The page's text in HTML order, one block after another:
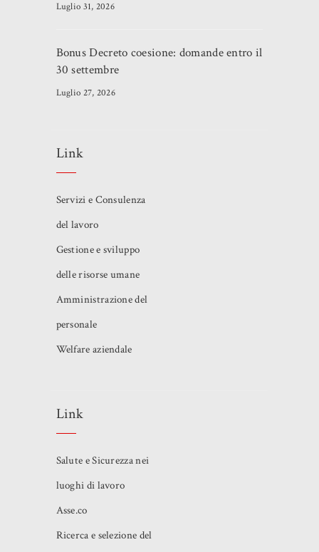
Luglio 31, 2026
Bonus Decreto coesione: domande entro il
30 settembre
Luglio 27, 2026
Link
Servizi e Consulenza
del lavoro
Gestione e sviluppo
delle risorse umane
Amministrazione del
personale
Welfare aziendale
Link
Salute e Sicurezza nei
luoghi di lavoro
Asse.co
Ricerca e selezione del